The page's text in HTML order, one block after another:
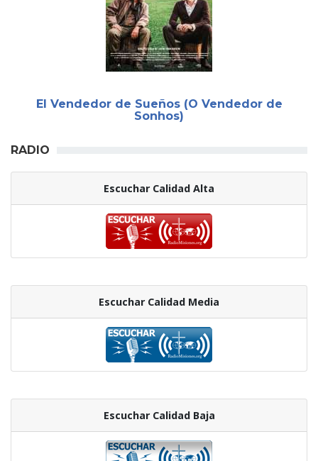
El Vendedor de Sueños (O Vendedor de
Sonhos)
RADIO
Escuchar Calidad Alta
Escuchar Calidad Media
Escuchar Calidad Baja